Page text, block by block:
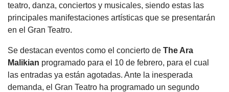
teatro, danza, conciertos y musicales, siendo estas las
principales manifestaciones artísticas que se presentarán
en el Gran Teatro.
Se destacan eventos como el concierto de The Ara
Malikian programado para el 10 de febrero, para el cual
las entradas ya están agotadas. Ante la inesperada
demanda, el Gran Teatro ha programado un segundo